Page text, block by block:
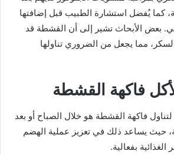
كما يُفضل استشارة الطبيب قبل إضافتها
بعض الأبحاث تشير إلى أن القشطة قد
مما يجعل من الضروري تناولها
فاكهة القشطة
فاكهة القشطة هو خلال الصباح أو بعد
حيث يساعد ذلك في تعزيز عملية الهضم
بفعالية.